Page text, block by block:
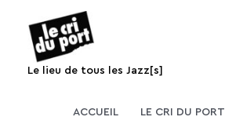
contenu
Le lieu de tous les Jazz[s]
ACCUEIL LE CRI DU PORT